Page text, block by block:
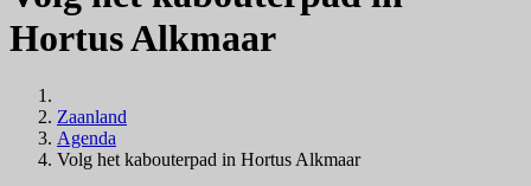
Hortus Alkmaar
Zaanland
Agenda
Volg het kabouterpad in Hortus Alkmaar